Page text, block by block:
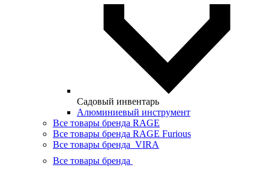
Садовый инвентарь
Алюминиевый инструмент
Все товары бренда RAGE
Все товары бренда RAGE Furious
Все товары бренда VIRA
Все товары бренда